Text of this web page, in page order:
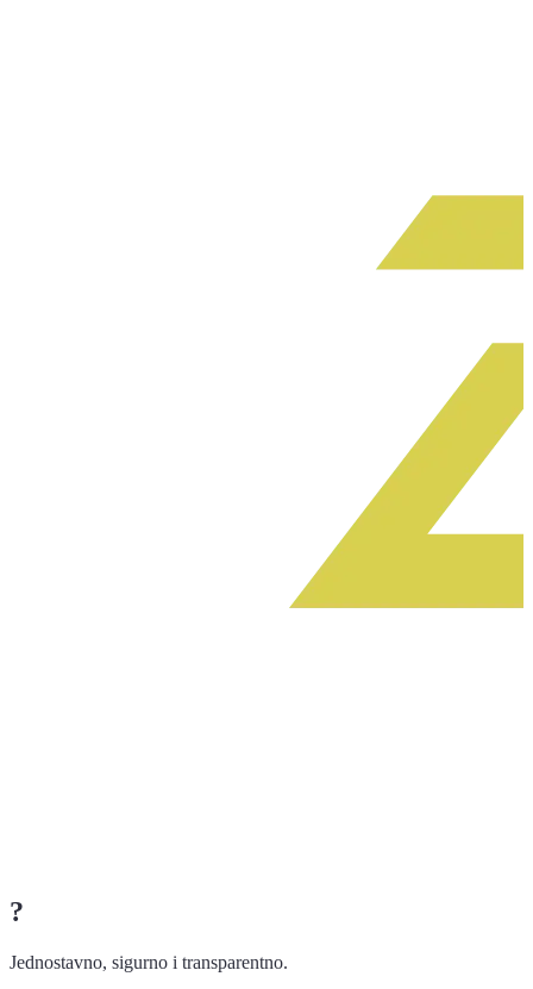
?
Jednostavno, sigurno i transparentno.